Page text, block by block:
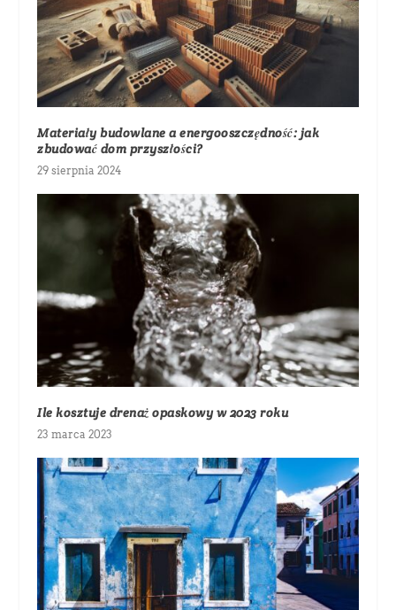
Materiały budowlane a energooszczędność: jak
zbudować dom przyszłości?
29 sierpnia 2024
Ile kosztuje drenaż opaskowy w 2023 roku
23 marca 2023